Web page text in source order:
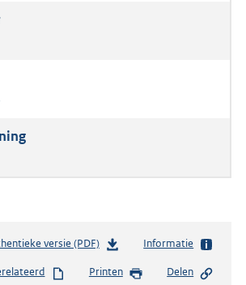
versie (PDF)b
s
Informatie
Printen Delen